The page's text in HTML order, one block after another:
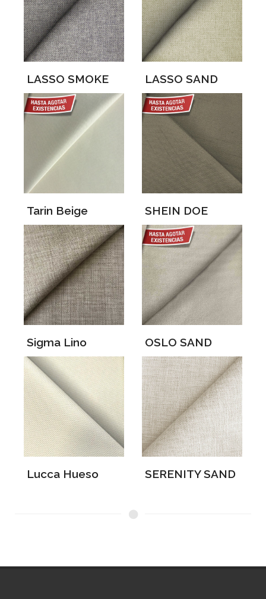
LASSO SMOKE LASSO SAND
Tarin Beige SHEIN DOE
Sigma Lino OSLO SAND
Lucca Hueso SERENITY SAND